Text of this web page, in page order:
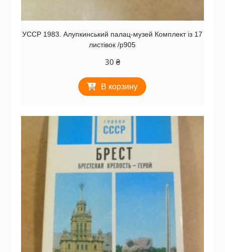
УССР 1983. Алупкинський палац-музей Комплект із 17
листівок /р905
30 ₴
В корзину